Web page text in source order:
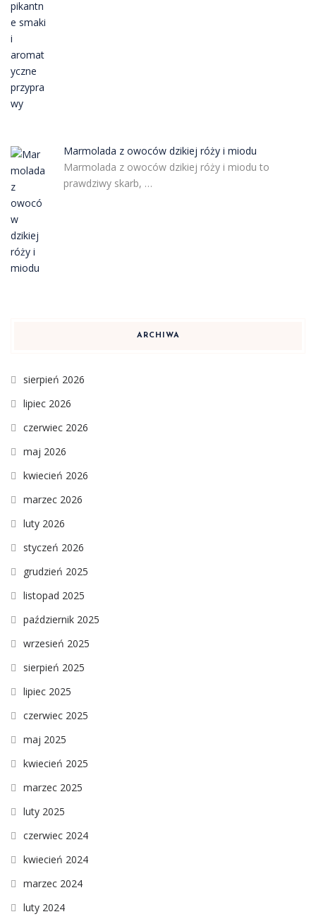
Marmolada z owoców dzikiej róży i miodu
Marmolada z owoców dzikiej róży i miodu to
prawdziwy skarb, …
ARCHIWA
sierpień 2026
lipiec 2026
czerwiec 2026
maj 2026
kwiecień 2026
marzec 2026
luty 2026
styczeń 2026
grudzień 2025
listopad 2025
październik 2025
wrzesień 2025
sierpień 2025
lipiec 2025
czerwiec 2025
maj 2025
kwiecień 2025
marzec 2025
luty 2025
czerwiec 2024
kwiecień 2024
marzec 2024
luty 2024